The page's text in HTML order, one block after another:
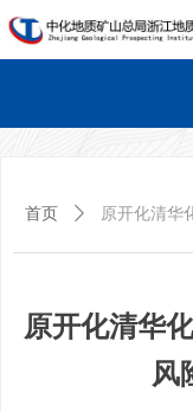
原开化清华
风
首页 ꄲ 原开化清华